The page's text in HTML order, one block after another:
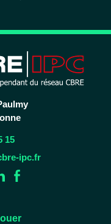
15
ipc.fr